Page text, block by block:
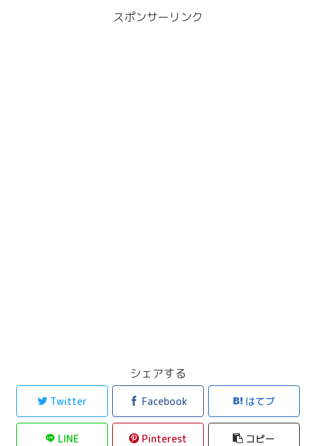
スポンサーリンク
シェアする
Twitter Facebook はてブ
LINE Pinterest コピー